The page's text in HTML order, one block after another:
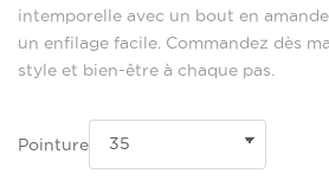
intemporelle avec un bout en
un enfilage facile. Commandez dès
style et bien-être à chaque pas.
Pointure